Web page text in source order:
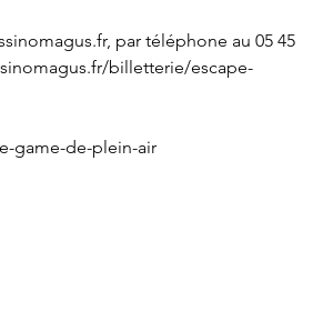
par téléphone au 05 45
billetterie/escape-
game-de-plein-air